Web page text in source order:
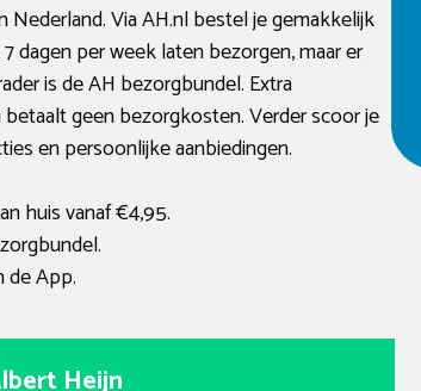
Via AH.nl bestel je gemakkelijk
dagen per week laten bezorgen, maar er
is de AH bezorgbundel. Extra
geen bezorgkosten. Verder scoor je
en persoonlijke aanbiedingen.
huis vanaf €4,95.
de App.
Heijn